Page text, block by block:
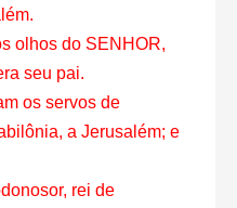
olhos do SENHOR,
seu pai.
os servos de
a Jerusalém; e
rei de